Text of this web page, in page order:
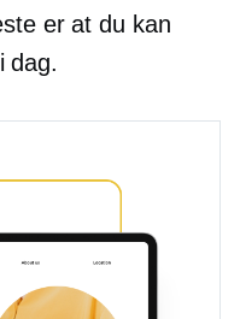
er at du kan
dag.